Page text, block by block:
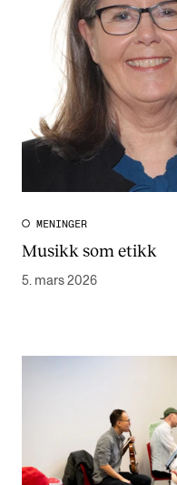
MENINGER
Musikk som etikk
5. mars 2026